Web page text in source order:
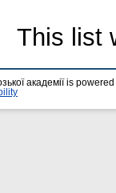
This list
академії is